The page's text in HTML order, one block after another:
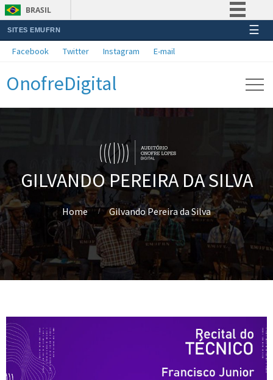
BRASIL
Simplifique!
Acesso à informação
SITES EMUFRN ☰
Facebook Twitter Instagram E-mail
OnofreDigital
GILVANDO PEREIRA DA SILVA
Home Gilvando Pereira da Silva